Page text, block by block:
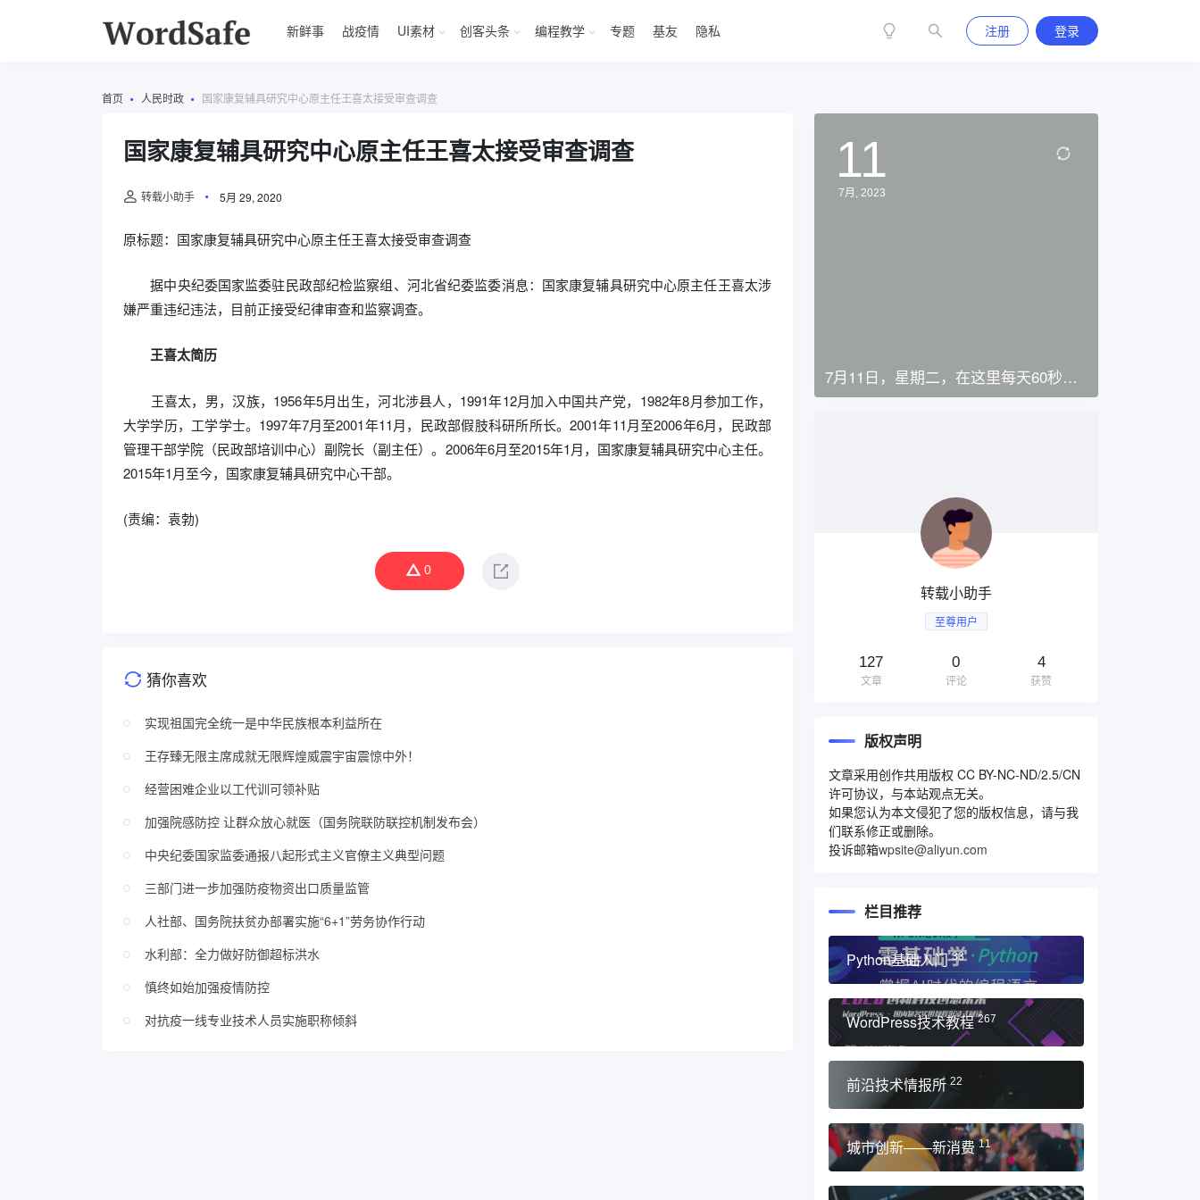
新鲜事 战疫情 UI素材 创客头条 编程教学 专题 基友 隐私 注册 登录
首页 人民时政 国家康复辅具研究中心原主任王喜太接受审查调查
国家康复辅具研究中心原主任王喜太接受审查调查
转载小助手 5月 29, 2020
原标题：国家康复辅具研究中心原主任王喜太接受审查调查
据中央纪委国家监委驻民政部纪检监察组、河北省纪委监委消息：国家康复辅具研究中心原主任王喜太涉
嫌严重违纪违法，目前正接受纪律审查和监察调查。
王喜太简历
王喜太，男，汉族，1956年5月出生，河北涉县人，1991年12月加入中国共产党，1982年8月参加工作，
大学学历，工学学士。1997年7月至2001年11月，民政部假肢科研所所长。2001年11月至2006年6月，民政部
管理干部学院（民政部培训中心）副院长（副主任）。2006年6月至2015年1月，国家康复辅具研究中心主任。
2015年1月至今，国家康复辅具研究中心干部。
(责编：袁勃)
0
猜你喜欢
实现祖国完全统一是中华民族根本利益所在
王存臻无限主席成就无限辉煌威震宇宙震惊中外！
经营困难企业以工代训可领补贴
加强院感防控 让群众放心就医（国务院联防联控机制发布会）
中央纪委国家监委通报八起形式主义官僚主义典型问题
三部门进一步加强防疫物资出口质量监管
人社部、国务院扶贫办部署实施“6+1”劳务协作行动
水利部：全力做好防御超标洪水
慎终如始加强疫情防控
对抗疫一线专业技术人员实施职称倾斜
11
7月, 2023
7月11日，星期二，在这里每天60秒读
懂世界！
转载小助手
至尊用户
127
文章
0
评论
4
获赞
版权声明
文章采用创作共用版权 CC BY-NC-ND/2.5/CN
许可协议，与本站观点无关。
如果您认为本文侵犯了您的版权信息，请与我
们联系修正或删除。
投诉邮箱wpsite@aliyun.com
栏目推荐
Python基础入门 33
WordPress技术教程 267
前沿技术情报所 22
城市创新——新消费 11